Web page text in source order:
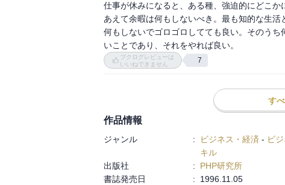
・読者にいいたいのは、「まず絶対に一つの
て、揺るぎない方法というものを身につけな
いうことなんです。
・カルチャーセンターで何かを学ぶ、でも、
・誰かに押してもらったり、何かに引っぱっ
れと、自分の力でエッチラ、オッチラと漕いで
・学問というものは、そのように、効率的に
本来。
仕事が休みになると、ある種、強迫的にどこか
あえて余暇は何もしないべき。最も知的な生
何もしないでゴロゴロしてても良い。そのう
いことであり、それをやれば良い。
ブクログレビューは
いいねできません
7
す
作品情報
ジャンル : ビジネス・経済 - ビ
キル
出版社 : PHP研究所
書誌発売日
: 1996.11.05